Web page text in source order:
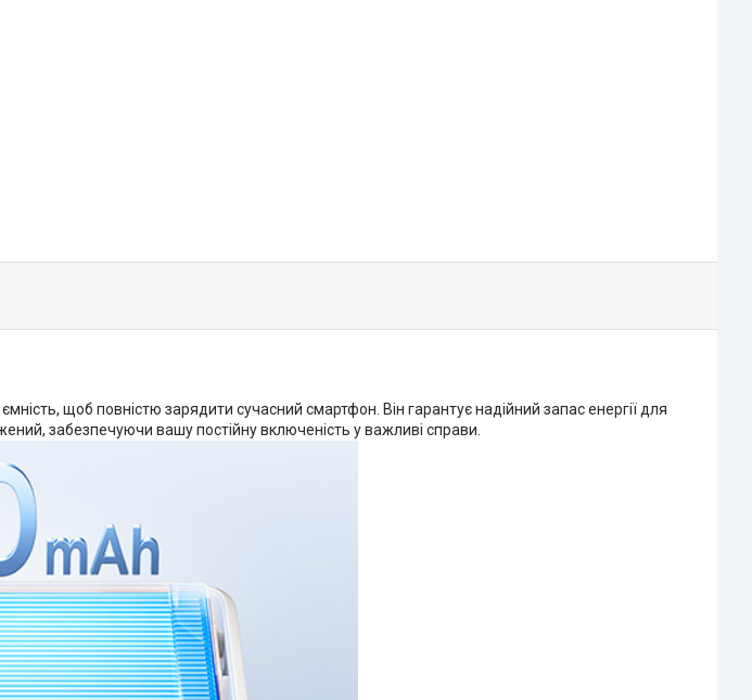
щоб повністю зарядити сучасний смартфон. Він гарантує надійний запас енергії для
забезпечуючи вашу постійну включеність у важливі справи.